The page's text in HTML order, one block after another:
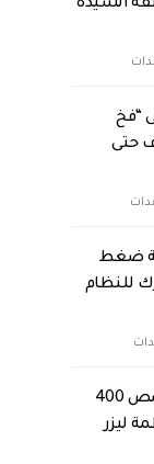
السيدة
“فخ
حتى
ضغط
للنظام
الجيش الأمريكي يخصص 400
ليزر